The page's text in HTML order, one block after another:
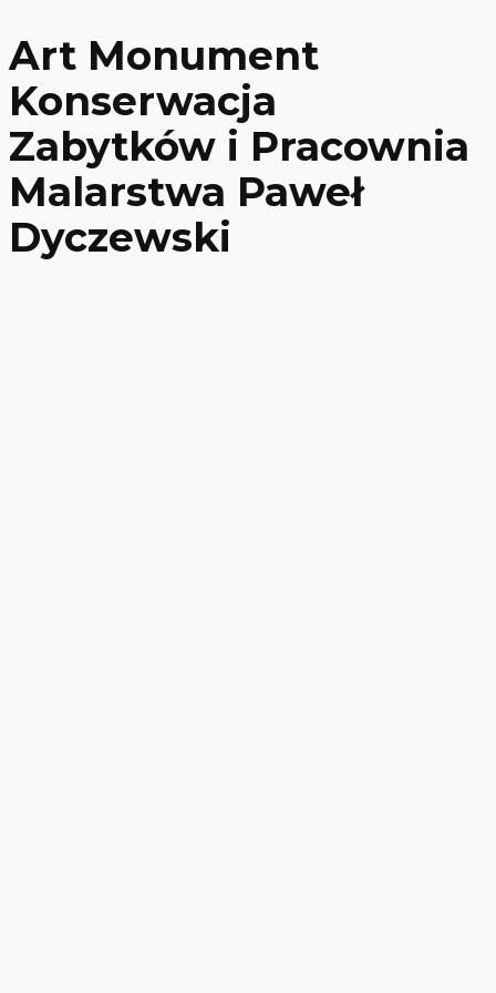
Art Monument
Konserwacja
Zabytków i Pracownia
Malarstwa Paweł
Dyczewski